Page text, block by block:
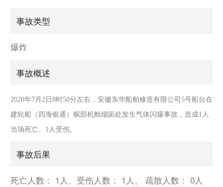
事故类型
爆炸
事故概述
2020年7月2日8时50分左右，安徽东华船舶修造有限公司5号船台在
建轮船（四海银通）艉部机舱烟囱处发生气体闪爆事故，造成1人
当场死亡、1人受伤。
事故后果
死亡人数： 1人、受伤人数： 1人、 疏散人数： 0人